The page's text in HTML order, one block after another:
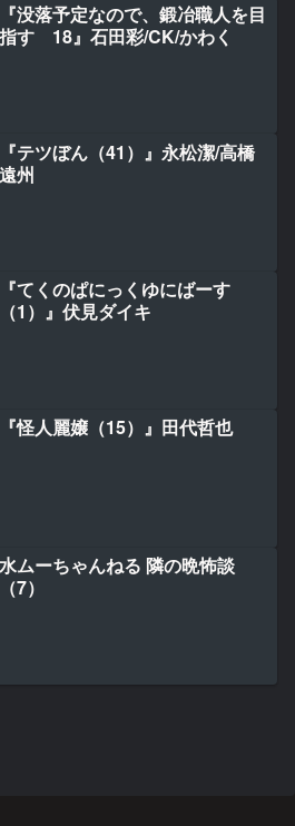
『没落予定なので、鍛冶職人を目
指す 18』石田彩/CK/かわく
『テツぼん（41）』永松潔/高橋
遠州
『てくのぱにっくゆにばーす
（1）』伏見ダイキ
『怪人麗嬢（15）』田代哲也
水ムーちゃんねる 隣の晩怖談
（7）